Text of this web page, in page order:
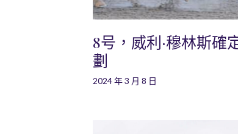
8号，威利·穆林斯確
劃
2024 年 3 月 8 日